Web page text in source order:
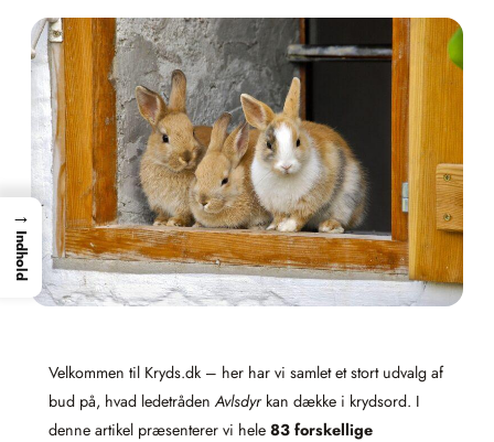
Velkommen til Kryds.dk – her har vi samlet et stort udvalg af
bud på, hvad ledetrådenAvlsdyrkan dække i krydsord. I
denne artikel præsenterer vi hele 83 forskellige
→
Indhold